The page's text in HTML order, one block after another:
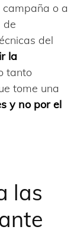
campaña o a
de
del
la
tanto
tome una
y no por el
las